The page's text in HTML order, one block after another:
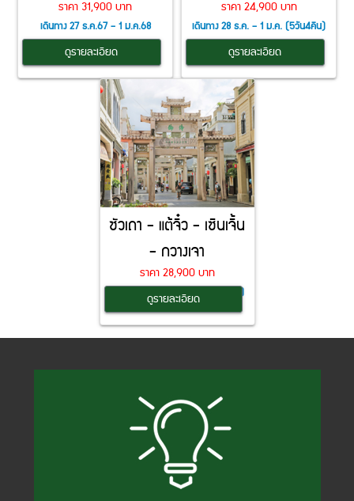
ราคา 31,900 บาท
เดินทาง 27 ธ.ค.67 – 1 ม.ค.68
(6วัน5คืน)
ดูรายละเอียด
ราคา 24,900 บาท
เดินทาง 28 ธ.ค. – 1 ม.ค. (5วัน4คืน)
ดูรายละเอียด
ซัวเถา - แต้จิ๋ว - เซินเจิ้น
- กวางเจา
ราคา 28,900 บาท
เดินทาง 28 ธ.ค. – 1 ม.ค. (5วัน4คืน)
ดูรายละเอียด